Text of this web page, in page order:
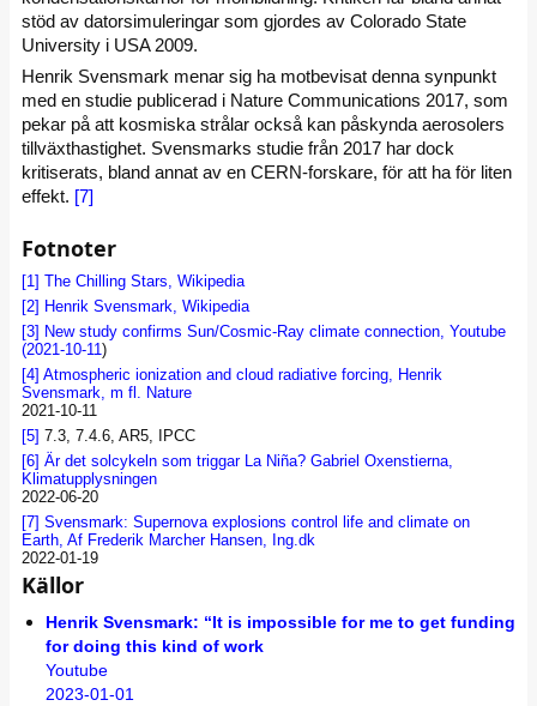
stöd av datorsimuleringar som gjordes av Colorado State
University i USA 2009.
Henrik Svensmark menar sig ha motbevisat denna synpunkt
med en studie publicerad i Nature Communications 2017, som
pekar på att kosmiska strålar också kan påskynda aerosolers
tillväxthastighet. Svensmarks studie från 2017 har dock
kritiserats, bland annat av en CERN-forskare, för att ha för liten
effekt. [7]
Fotnoter
[1] The Chilling Stars, Wikipedia
[2] Henrik Svensmark, Wikipedia
[3] New study confirms Sun/Cosmic-Ray climate connection, Youtube
(2021-10-11)
[4] Atmospheric ionization and cloud radiative forcing, Henrik
Svensmark, m fl. Nature
2021-10-11
[5] 7.3, 7.4.6, AR5, IPCC
[6] Är det solcykeln som triggar La Niña? Gabriel Oxenstierna,
Klimatupplysningen
2022-06-20
[7] Svensmark: Supernova explosions control life and climate on
Earth, Af Frederik Marcher Hansen, Ing.dk
2022-01-19
Källor
Henrik Svensmark: “It is impossible for me to get funding
for doing this kind of work
Youtube
2023-01-01